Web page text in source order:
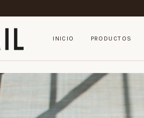
INICIO PRODUCTOS